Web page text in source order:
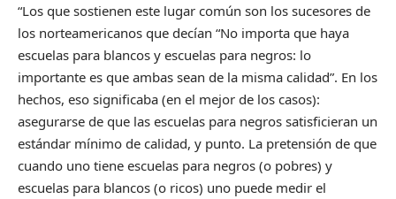
“Los que sostienen este lugar común son los sucesores de
los norteamericanos que decían “No importa que haya
escuelas para blancos y escuelas para negros: lo
importante es que ambas sean de la misma calidad”. En los
hechos, eso significaba (en el mejor de los casos):
asegurarse de que las escuelas para negros satisficieran un
estándar mínimo de calidad, y punto. La pretensión de que
cuando uno tiene escuelas para negros (o pobres) y
escuelas para blancos (o ricos) uno puede medir el